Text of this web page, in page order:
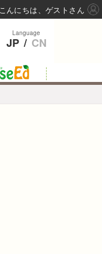
Language
JP / CN
こんにちは、ゲストさん